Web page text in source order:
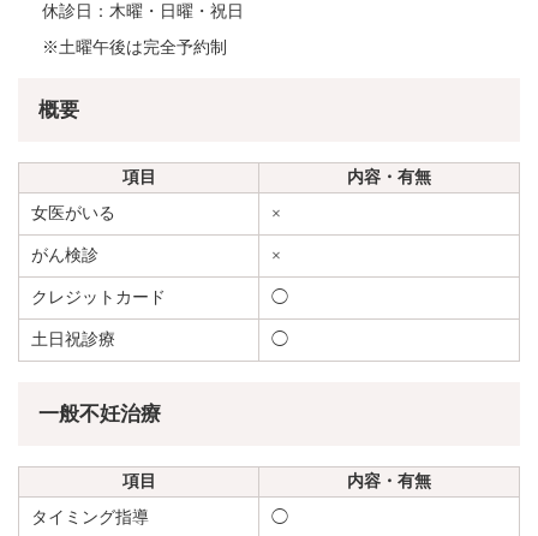
休診日：木曜・日曜・祝日
※土曜午後は完全予約制
概要
項目
内容・有無
女医がいる
×
がん検診 ×
クレジットカード ◯
土日祝診療 ◯
一般不妊治療
項目
内容・有無
タイミング指導
◯